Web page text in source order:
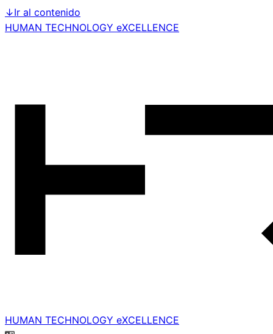
↓Ir al contenido
HUMAN TECHNOLOGY eXCELLENCE
HUMAN TECHNOLOGY eXCELLENCE